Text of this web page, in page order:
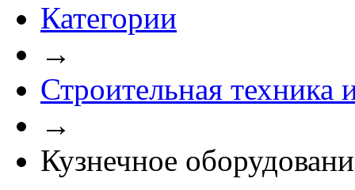
Категории
→
Строительная техника
→
Кузнечное